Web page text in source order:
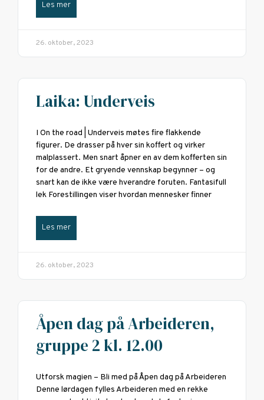
Les mer
26. oktober, 2023
Laika: Underveis
I On the road | Underveis møtes fire flakkende
figurer. De drasser på hver sin koffert og virker
malplassert. Men snart åpner en av dem kofferten sin
for de andre. Et gryende vennskap begynner – og
snart kan de ikke være hverandre foruten. Fantasifull
lek Forestillingen viser hvordan mennesker finner
Les mer
26. oktober, 2023
Åpen dag på Arbeideren,
gruppe 2 kl. 12.00
Utforsk magien – Bli med på Åpen dag på Arbeideren
Denne lørdagen fylles Arbeideren med en rekke